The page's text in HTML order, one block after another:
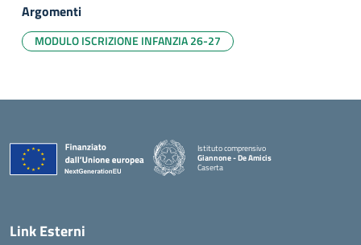
Argomenti
MODULO ISCRIZIONE INFANZIA 26-27
Istituto comprensivo
Giannone - De Amicis
Caserta
Link Esterni